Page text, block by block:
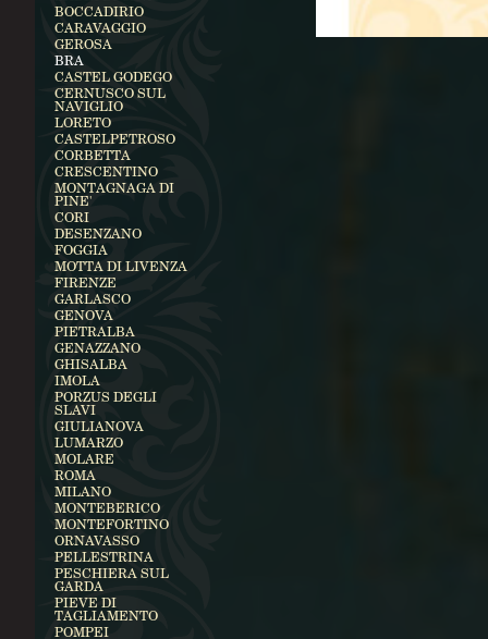
BOCCADIRIO
CARAVAGGIO
GEROSA
BRA
CASTEL GODEGO
CERNUSCO SUL
NAVIGLIO
LORETO
CASTELPETROSO
CORBETTA
CRESCENTINO
MONTAGNAGA DI
PINE'
CORI
DESENZANO
FOGGIA
MOTTA DI LIVENZA
FIRENZE
GARLASCO
GENOVA
PIETRALBA
GENAZZANO
GHISALBA
IMOLA
PORZUS DEGLI
SLAVI
GIULIANOVA
LUMARZO
MOLARE
ROMA
MILANO
MONTEBERICO
MONTEFORTINO
ORNAVASSO
PELLESTRINA
PESCHIERA SUL
GARDA
PIEVE DI
TAGLIAMENTO
POMPEI